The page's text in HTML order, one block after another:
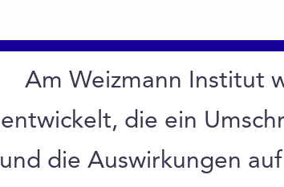
Am Weizmann Institut
entwickelt, die ein
und die Auswirkungen